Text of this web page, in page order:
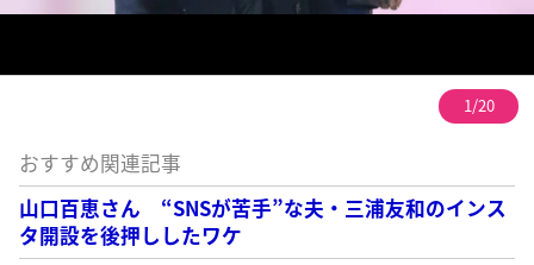
1/20
おすすめ関連記事
山口百恵さん “SNSが苦手”な夫・三浦友和のインス
タ開設を後押ししたワケ